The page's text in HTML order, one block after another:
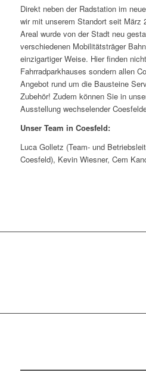
Direkt neben der Radstation im
wir mit unserem Standort seit März
Areal wurde von der Stadt neu
verschiedenen Mobilitätsträger
einzigartiger Weise. Hier finden
Fahrradparkhauses sondern allen
Angebot rund um die Bausteine
Zubehör! Zudem können Sie in
Ausstellung wechselender
Unser Team in Coesfeld:
Luca Golletz (Team- und
Coesfeld), Kevin Wiesner, Cem